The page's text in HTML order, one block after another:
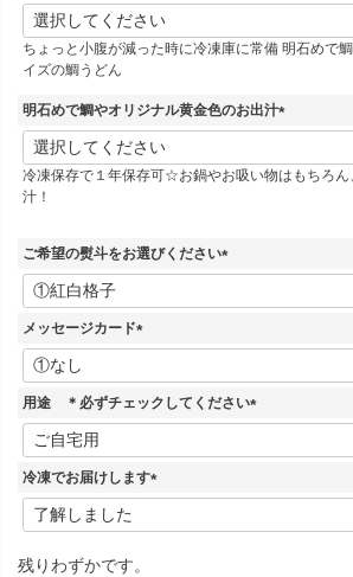
(
必
須
)
ちょっと小腹が減った時に冷凍庫に常備 明石めで
イズの鯛うどん
明石めで鯛やオリジナル黄金色のお出汁
(
須
冷凍保存で１年保存可☆お鍋やお吸い物はもちろん
汁！
ご希望の熨斗をお選びください
(
メッセージカード
(
須
用途 ＊必ずチェックしてください
(
冷凍でお届けします
(
残りわずかです。